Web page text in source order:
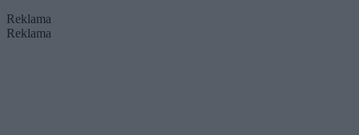
Reklama
Reklama